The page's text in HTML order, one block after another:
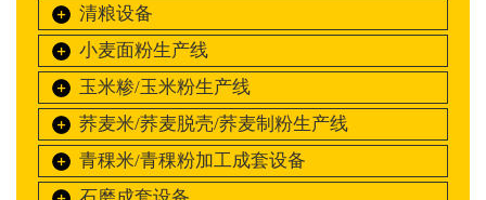
清粮设备
小麦面粉生产线
玉米糁/玉米粉生产线
荞麦米/荞麦脱壳/荞麦制粉生产线
青稞米/青稞粉加工成套设备